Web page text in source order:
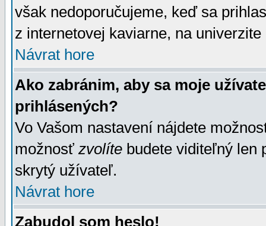
však nedoporučujeme, keď sa
z internetovej kaviarne, na univerzite
Návrat hore
Ako zabránim, aby sa moje
prihlásených?
Vo Vašom nastavení nájdete
možnosť zvolíte budete viditeľný len
skrytý užívateľ.
Návrat hore
Zabudol som heslo!